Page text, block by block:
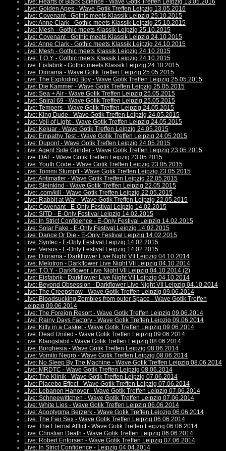
Live: Hearts of Black Science - Wave Gotik Treffen Leipzig 13.05.2016
Live: Golden Apes - Wave Gotik Treffen Leipzig 13.05.2016
Live: Covenant - Gothic meets Klassik Leipzig 25.10.2015
Live: Anne Clark - Gothic meets Klassik Leipzig 25.10.2015
Live: Mesh - Gothic meets Klassik Leipzig 25.10.2015
Live: Covenant - Gothic meets Klassik Leipzig 24.10.2015
Live: Anne Clark - Gothic meets Klassik Leipzig 24.10.2015
Live: Mesh - Gothic meets Klassik Leipzig 24.10.2015
Live: T.O.Y. - Gothic meets Klassik Leipzig 24.10.2015
Live: Eisfabrik - Gothic meets Klassik Leipzig 24.10.2015
Live: Diorama - Wave Gotik Treffen Leipzig 25.05.2015
Live: The Exploding Boy - Wave Gotik Treffen Leipzig 25.05.2015
Live: Die Kammer - Wave Gotik Treffen Leipzig 25.05.2015
Live: Sea + Air - Wave Gotik Treffen Leipzig 25.05.2015
Live: Spiral 69 - Wave Gotik Treffen Leipzig 25.05.2015
Live: Tempers - Wave Gotik Treffen Leipzig 24.05.2015
Live: King Dude - Wave Gotik Treffen Leipzig 24.05.2015
Live: Veil of Light - Wave Gotik Treffen Leipzig 24.05.2015
Live: Keluar - Wave Gotik Treffen Leipzig 24.05.2015
Live: Empathy Test - Wave Gotik Treffen Leipzig 24.05.2015
Live: Dupont - Wave Gotik Treffen Leipzig 24.05.2015
Live: Agent Side Grinder - Wave Gotik Treffen Leipzig 23.05.2015
Live: DAF - Wave Gotik Treffen Leipzig 23.05.2015
Live: Youth Code - Wave Gotik Treffen Leipzig 23.05.2015
Live: Tommi Stumpff - Wave Gotik Treffen Leipzig 23.05.2015
Live: Antimatter - Wave Gotik Treffen Leipzig 22.05.2015
Live: Steinkind - Wave Gotik Treffen Leipzig 22.05.2015
Live: .com/kill - Wave Gotik Treffen Leipzig 22.05.2015
Live: Rabbit at War - Wave Gotik Treffen Leipzig 22.05.2015
Live: Covenant - E-Only Festival Leipzig 14.02.2015
Live: SITD - E-Only Festival Leipzig 14.02.2015
Live: In Strict Confidence - E-Only Festival Leipzig 14.02.2015
Live: Solar Fake - E-Only Festival Leipzig 14.02.2015
Live: Dance Or Die - E-Only Festival Leipzig 14.02.2015
Live: Syntec - E-Only Festival Leipzig 14.02.2015
Live: Versus - E-Only Festival Leipzig 14.02.2015
Live: Diorama - Darkflower Live Night VII Leipzig 04.10.2014
Live: Melotron - Darkflower Live Night VII Leipzig 04.10.2014
Live: T.O.Y. - Darkflower Live Night VII Leipzig 04.10.2014 (2)
Live: Eisfabrik - Darkflower Live Night VII Leipzig 04.10.2014
Live: Beyond Obsession - Darkflower Live Night VII Leipzig 04.10.2014
Live: The Creepshow - Wave Gotik Treffen Leipzig 09.06.2014
Live: Bloodsucking Zombies from outer Space - Wave Gotik Treffen
Leipzig 09.06.2014
Live: The Foreign Resort - Wave Gotik Treffen Leipzig 09.06.2014
Live: Rainy Days Factory - Wave Gotik Treffen Leipzig 09.06.2014
Live: Kitty in a Casket - Wave Gotik Treffen Leipzig 09.06.2014
Live: Dead United - Wave Gotik Treffen Leipzig 09.06.2014
Live: Klangstabil - Wave Gotik Treffen Leipzig 08.06.2014
Live: Borghesia - Wave Gotik Treffen Leipzig 08.06.2014
Live: Vomito Negro - Wave Gotik Treffen Leipzig 08.06.2014
Live: No Sleep By The Machine - Wave Gotik Treffen Leipzig 08.06.2014
Live: MRDTC - Wave Gotik Treffen Leipzig 08.06.2014
Live: The Klinik - Wave Gotik Treffen Leipzig 07.06.2014
Live: Placebo Effect - Wave Gotik Treffen Leipzig 07.06.2014
Live: Lebanon Hanover - Wave Gotik Treffen Leipzig 07.06.2014
Live: Schneewittchen - Wave Gotik Treffen Leipzig 07.06.2014
Live: White Lies - Wave Gotik Treffen Leipzig 06.06.2014
Live: Apoptygma Berzerk - Wave Gotik Treffen Leipzig 06.06.2014
Live: The Fair Sex - Wave Gotik Treffen Leipzig 06.06.2014
Live: The Eternal Afflict - Wave Gotik Treffen Leipzig 06.06.2014
Live: Christian Death - Wave Gotik Treffen Leipzig 06.06.2014
Live: Robert Enforsen - Wave Gotik Treffen Leipzig 07.06.2014
Live: In Strict Confidence - Leipzig 04.04.2014